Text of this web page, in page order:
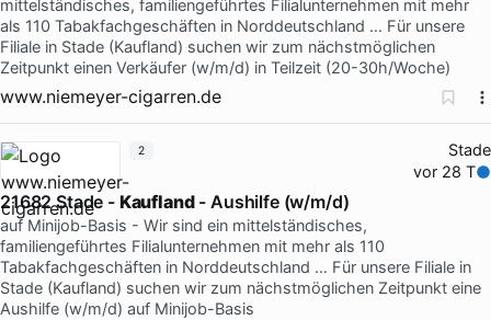
mittelständisches, familiengeführtes Filialunternehmen mit mehr
als 110 Tabakfachgeschäften in Norddeutschland … Für unsere
Filiale in Stade (Kaufland) suchen wir zum nächstmöglichen
Zeitpunkt einen Verkäufer (w/m/d) in Teilzeit (20-30h/Woche)
www.niemeyer-cigarren.de
Stade
vor 28 T
21682 Stade - Kaufland- Aushilfe (w/m/d)
auf Minijob-Basis - Wir sind ein mittelständisches,
familiengeführtes Filialunternehmen mit mehr als 110
Tabakfachgeschäften in Norddeutschland … Für unsere Filiale in
Stade (Kaufland) suchen wir zum nächstmöglichen Zeitpunkt eine
Aushilfe (w/m/d) auf Minijob-Basis
2